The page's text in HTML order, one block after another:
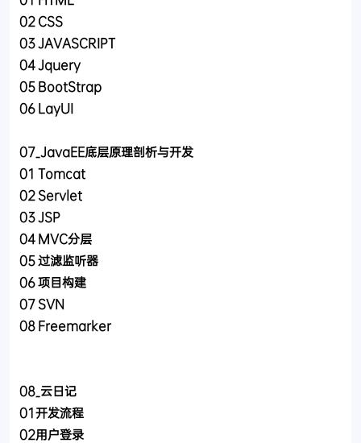
02 CSS
03 JAVASCRIPT
04 Jquery
05 BootStrap
06 LayUI
07_JavaEE底层原理剖析与开发
01 Tomcat
02 Servlet
03 JSP
04 MVC分层
05 过滤监听器
06 项目构建
07 SVN
08 Freemarker
08_云日记
01开发流程
02用户登录